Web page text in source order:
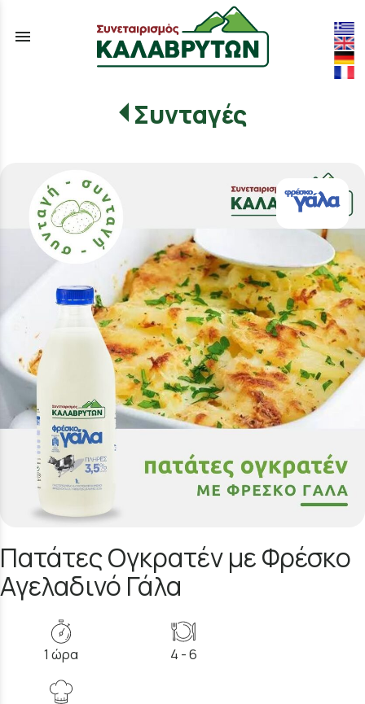
menu
Συνταγές
Πατάτες Ογκρατέν με Φρέσκο
Αγελαδινό Γάλα
1 ώρα 4 - 6